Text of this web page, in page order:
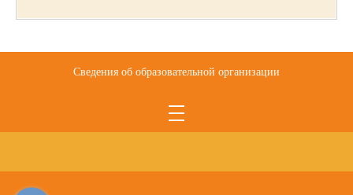
Сведения об образовательной организации